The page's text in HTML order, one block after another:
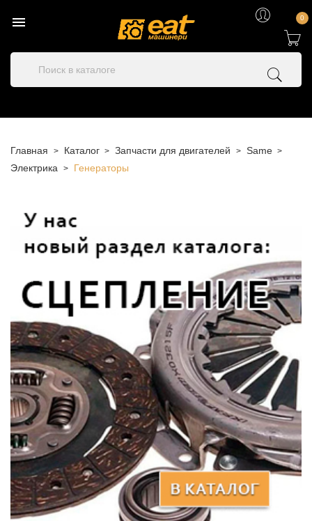
 0
Главная Каталог Запчасти для двигателей
Same
Электрика
Генераторы